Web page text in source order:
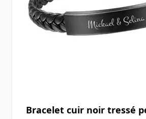
Bracelet cuir noir tressé